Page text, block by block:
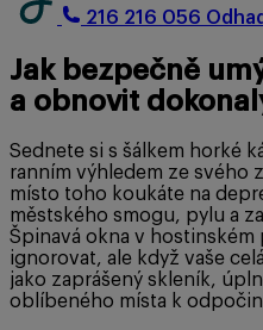
216 216 056 Odhad
Jak bezpečně
a obnovit
Sednete si s šálkem horké
ranním výhledem ze svého
místo toho koukáte na
městského smogu, pylu a
Špinavá okna v hostinském
ignorovat, ale když vaše
jako zaprášený skleník,
oblíbeného místa k